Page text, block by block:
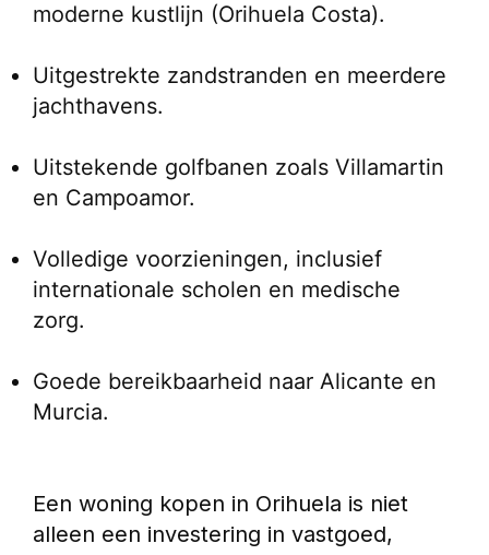
moderne kustlijn (Orihuela Costa).
Uitgestrekte zandstranden en meerdere
jachthavens.
Uitstekende golfbanen zoals Villamartin
en Campoamor.
Volledige voorzieningen, inclusief
internationale scholen en medische
zorg.
Goede bereikbaarheid naar Alicante en
Murcia.
Een woning kopen in Orihuela is niet
alleen een investering in vastgoed,